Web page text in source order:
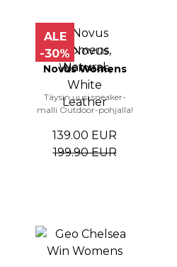
ALE
-30%
Novus Womens
Täysin uusi sneaker-
malli Outdoor-pohjalla!
139.00 EUR
199.90 EUR